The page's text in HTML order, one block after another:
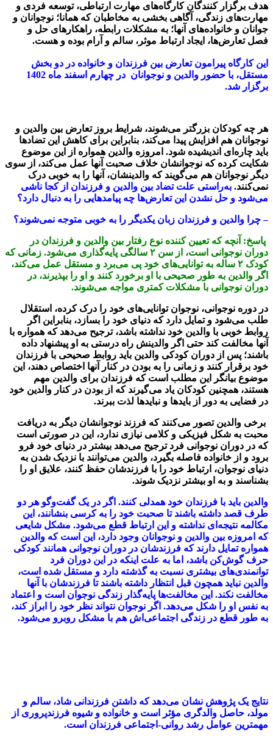
هدف برگزار کنندگان کارگاه‌های مهارت ارتباطی، توسعه فردی و
مهارت‌های زندگی، آگاهی بخشی به مخاطبان که همانا؛ نوجوانان و
جوانان و خانواده‌های آنها؛ به مشکلات رابطه، راهکارهای حل و
فصل تعارض‌ها، ایجاد ارتباط موثر، سالم و آرام بوده و هست.
این کارگاه پیرامون تعارض بین فرزندان و خانواده در دو بخش
مستقل، با حضور والدین و نوجوانان در چهارم اسفند ماه 1402
برگزار شد.
هر چه کودکان بزرگتر می‌شوند، شرایط بروز تعارض بین والدین و
نوجوانان هم افزایش پیدا می‌کند، بنابراین برای کاهش این تضاد‌ها
باید چاره‌ای اندیشیده شود. امروزه والدین همواره از این موضوع
شکایت کرده که نوجوانشان خلاف صحبت آنها عمل می‌کند، از سوی
دیگر نوجوانان هم می‌گویند که والدینشان، آنها را به خوبی درک
نمی‌کنند. به‌راستی علت تضاد بین والدین و فرزندان از کجا ناشی
می‌شود و حل نشدن این تعارض‌ها چه پیامد‌هایی را به دنبال دارد؟
– چرا والدین و فرزندان زبان یکدیگر را به خوبی متوجه نمی‌شوند؟
پاسخ: آنچه که تعیین کننده نوع رفتار بین والدین و فرزندان در
دوران نوجوانی است، از سن ۲ سالگی پایه‌گذاری می‌شود. زمانی که
کودک ۲ ساله به توانایی‌های خود پی می‌برد و مستقل عمل می‌کند،
اگر والدین به طور صحیحی با او برخورد کنند و او را بپذیرند، در
دوران نوجوانی با مشکلات کمتری مواجه می‌شوند.
در دوره نوجوانی، نوجوان توانایی‌های خود را درک کرده، استقلال
طلب می‌شود و تمایل دارد که دنیای خود را بسازد، بنابراین اگر
روابط خوبی با والدین خود نداشته باشد، ترجیح می‌دهد که همواره با
آنها مخالفت کند حتی اگر والدینش راه درستی به او پیشنهاد داده
باشند؛ پس از دوران کودکی والدین باید روابط صحیحی با فرزندان
خود برقرار کنند و زمانی را به بودن در کنار آنها اختصاص دهند، این
موضوع بیانگر این مطلب است که فرزندان برای والدین مهم
هستند، همچنین کودکان یاد می‌گیرند که از بودن در کنار والدین خود
در فضایی به دور از باید‌ها و نباید‌ها لذت ببرند.
برخی والدین تصور می‌کنند که فرزند نوجوانشان دیگر به دریافت
محبت به شکل فیزیکی و کلامی نیازی ندارد، این در صورتی است
که در دوران نوجوانی فرد ترجیح می‌دهد بیشتر در دنیای خود فرو
برود و از خانواده فاصله بگیرد، والدین می‌توانند با نزدیک شدن به
دنیای نوجوان، ارتباط خود را با فرزندشان حفظ کنند، علایق او را
بشناسند و به او بیشتر نزدیک شوند.
والدین باید با فرزندان خود همدلی کنند. اگر در یک گفت‌و‌گو هر دو
طرف قصد داشته باشند تا صحبت خود را به کرسی بنشانند، این
مکالمه نتیجه‌ای نداشته و این ارتباط قطع می‌شود. مشکل شایعی
که امروزه بین والدین و نوجوانان وجود دارد، این است که والدین
همواره تمایل دارند که فرزندشان در دوران نوجوانی همانند کودکی
حرف گوش‌کن باشد، اما به علت اینکه در این دوران فرد
توانمندی‌های بیشتری نسبت به گذشته دارد و مستقل شده است،
والدین نباید همچون قبل انتظار داشته باشند تا فرزندشان با آنها
مخالفت نکند. این مخالفت‌ها پایه‌گذار زندگی نوجوان است و اعتماد
به نفس او را شکل می‌دهد. اگر نوجوان نتواند نظر خود را ابراز کند،
به طور قطع در زندگی اجتماعی‌اش هم با مشکل روبرو می‌شود.
نتایج یک پژوهش نشان می‌دهد که داشتن فرزندانی شاد، سالم و
مولد، حاصل والدگری مؤثر است و خانواده و شیوه فرزندپروری از
مهمترین عوامل رشد روانی-اجتماعی فرزندان است.